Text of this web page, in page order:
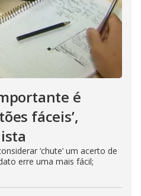
é
fáceis’,
‘chute’ um acerto de
erre uma mais fácil;